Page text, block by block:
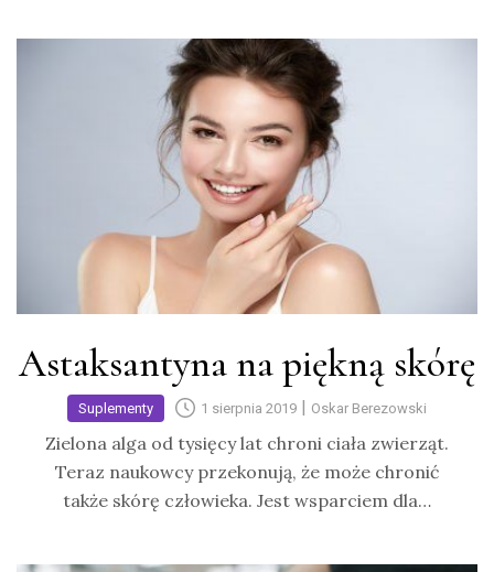
Astaksantyna na piękną skórę
Suplementy 1 sierpnia 2019 | Oskar Berezowski
Zielona alga od tysięcy lat chroni ciała zwierząt.
Teraz naukowcy przekonują, że może chronić
także skórę człowieka. Jest wsparciem dla…